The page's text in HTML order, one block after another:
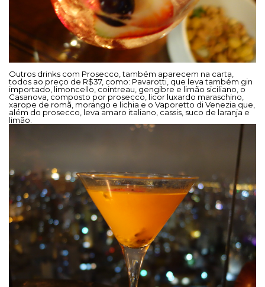
Outros drinks com Prosecco, também aparecem na carta,
todos ao preço de R$37, como: Pavarotti, que leva também gin
importado, limoncello, cointreau, gengibre e limão siciliano, o
Casanova, composto por prosecco, licor luxardo maraschino,
xarope de romã, morango e lichia e o Vaporetto di Venezia que,
além do prosecco, leva amaro italiano, cassis, suco de laranja e
limão.